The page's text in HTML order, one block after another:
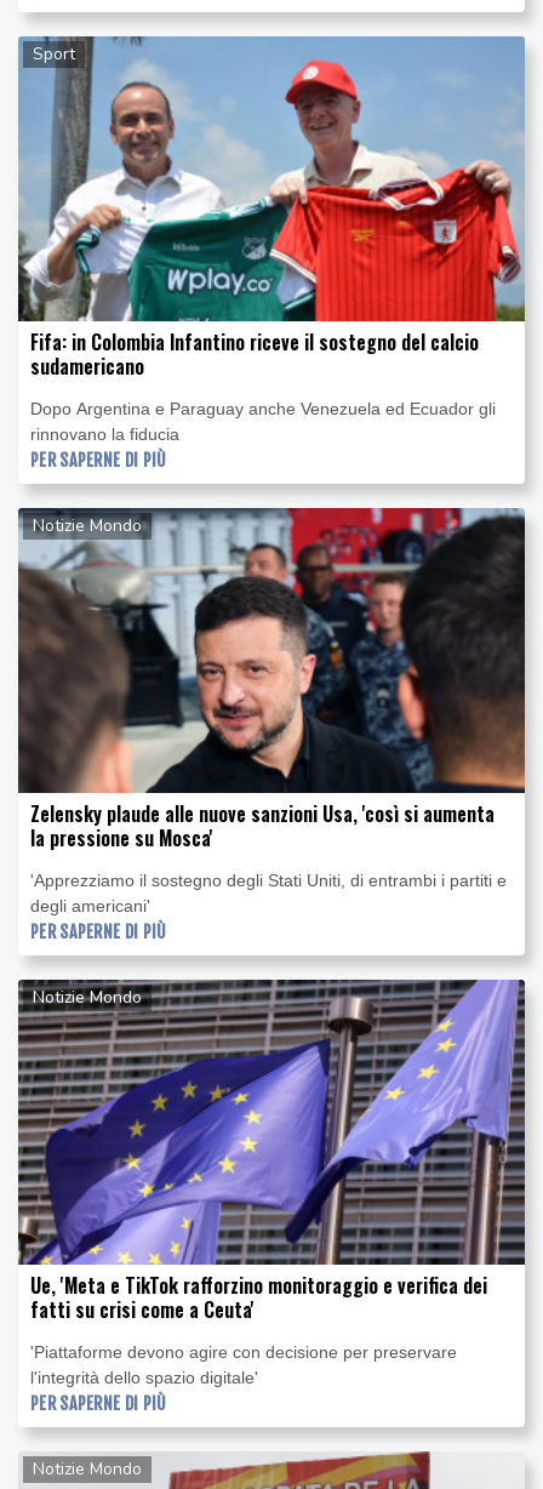
Sport
Fifa: in Colombia Infantino riceve il sostegno del calcio
sudamericano
Dopo Argentina e Paraguay anche Venezuela ed Ecuador gli
rinnovano la fiducia
PER SAPERNE DI PIÙ
Notizie Mondo
Zelensky plaude alle nuove sanzioni Usa, 'così si aumenta
la pressione su Mosca'
'Apprezziamo il sostegno degli Stati Uniti, di entrambi i partiti e
degli americani'
PER SAPERNE DI PIÙ
Notizie Mondo
Ue, 'Meta e TikTok rafforzino monitoraggio e verifica dei
fatti su crisi come a Ceuta'
'Piattaforme devono agire con decisione per preservare
l'integrità dello spazio digitale'
PER SAPERNE DI PIÙ
Notizie Mondo